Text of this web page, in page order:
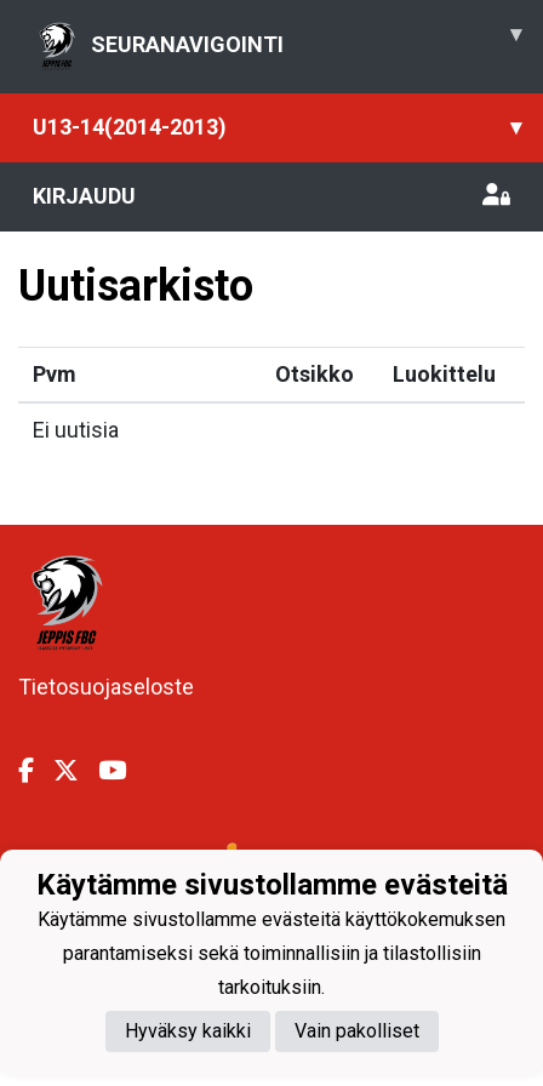
SEURANAVIGOINTI ▾
U13-14(2014-2013) ▾
KIRJAUDU
Uutisarkisto
Pvm Otsikko Luokittelu
Ei uutisia
Tietosuojaseloste
Käytämme sivustollamme evästeitä
Käytämme sivustollamme evästeitä käyttökokemuksen
parantamiseksi sekä toiminnallisiin ja tilastollisiin
tarkoituksiin.
Hyväksy kaikki
Vain pakolliset